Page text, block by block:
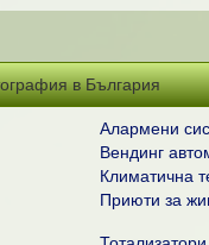
в България
Алармени
Вендинг
Климатична
Приюти за